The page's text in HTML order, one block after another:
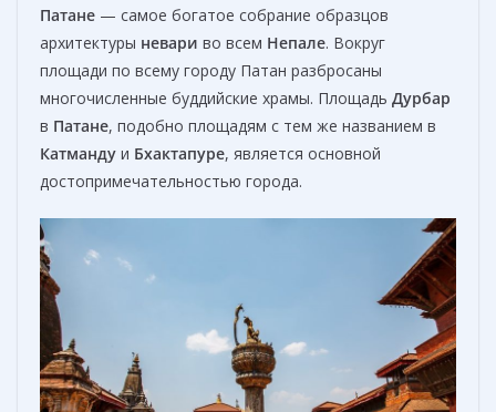
Патане — самое богатое собрание образцов
архитектуры невари во всем Непале. Вокруг
площади по всему городу Патан разбросаны
многочисленные буддийские храмы. Площадь Дурбар
в Патане, подобно площадям с тем же названием в
Катманду и Бхактапуре, является основной
достопримечательностью города.